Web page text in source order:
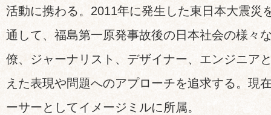
活動に携わる。2011年に発生した東日本大震災
通して、福島第一原発事故後の日本社会の様々
僚、ジャーナリスト、デザイナー、エンジニア
えた表現や問題へのアプローチを追求する。現
ーサーとしてイメージミルに所属。